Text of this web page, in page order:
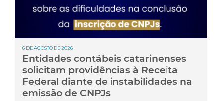
6 DE AGOSTO DE 2026
Entidades contábeis catarinenses
solicitam providências à Receita
Federal diante de instabilidades na
emissão de CNPJs